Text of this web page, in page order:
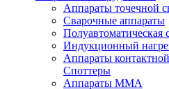
Аппараты точечной
Сварочные аппараты
Индукционный
Аппараты
Споттеры
Аппараты MMA